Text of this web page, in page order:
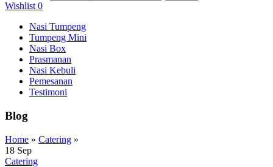
Wishlist 0
Nasi Tumpeng
Tumpeng Mini
Nasi Box
Prasmanan
Nasi Kebuli
Pemesanan
Testimoni
Blog
Home » Catering »
18 Sep
Catering